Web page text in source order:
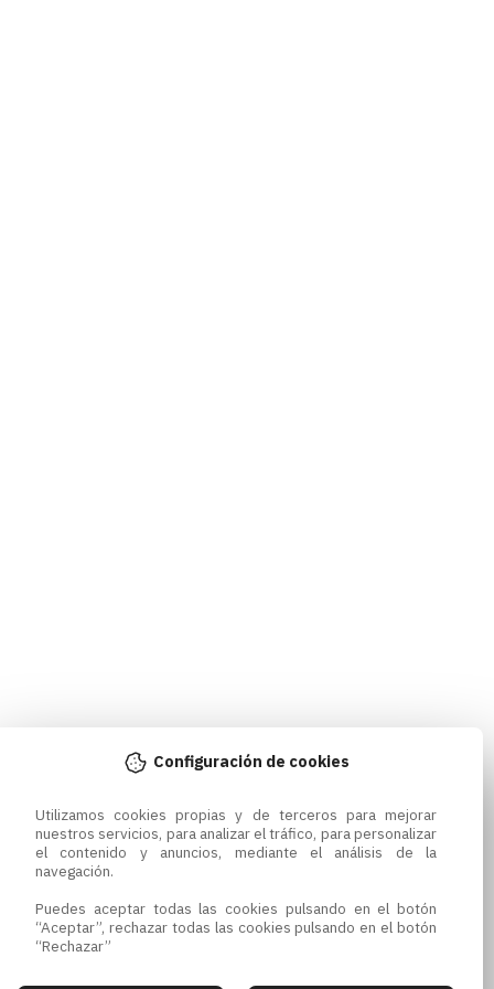
Configuración de cookies
Utilizamos cookies propias y de terceros para mejorar
nuestros servicios, para analizar el tráfico, para personalizar
el contenido y anuncios, mediante el análisis de la
navegación.
Puedes aceptar todas las cookies pulsando en el botón
“Aceptar”, rechazar todas las cookies pulsando en el botón
“Rechazar”